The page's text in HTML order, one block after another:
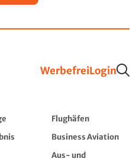
WerbefreiLogin
Flughäfen
Business Aviation
Aus- und